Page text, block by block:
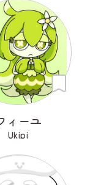
ィーユ
Ukipi